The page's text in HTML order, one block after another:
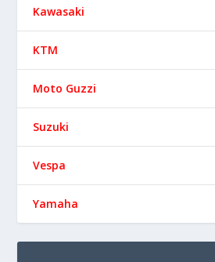
Kawasaki
KTM
Moto Guzzi
Suzuki
Vespa
Yamaha